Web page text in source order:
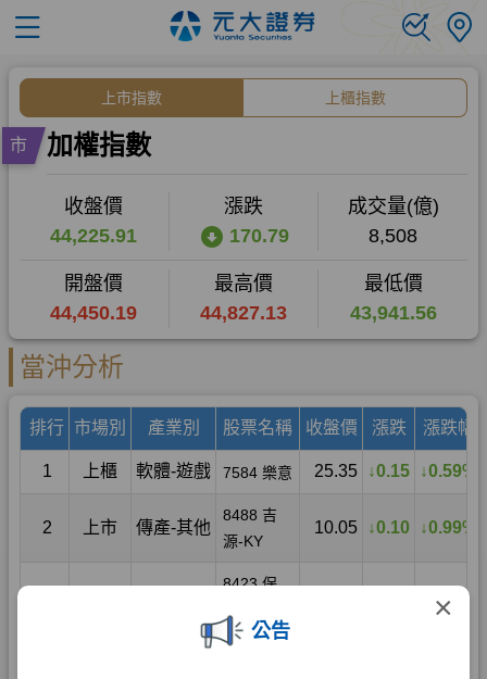
×
公告